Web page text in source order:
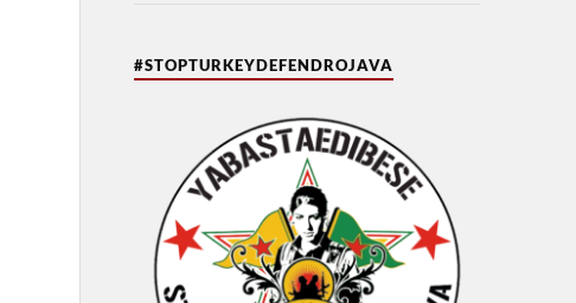
#STOPTURKEYDEFENDROJAVA